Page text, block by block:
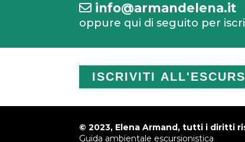
info@armandelena.it
oppure qui di seguito per
ISCRIVITI
© 2023, Elena Armand, tutti i diritti
Guida ambientale escursionistica